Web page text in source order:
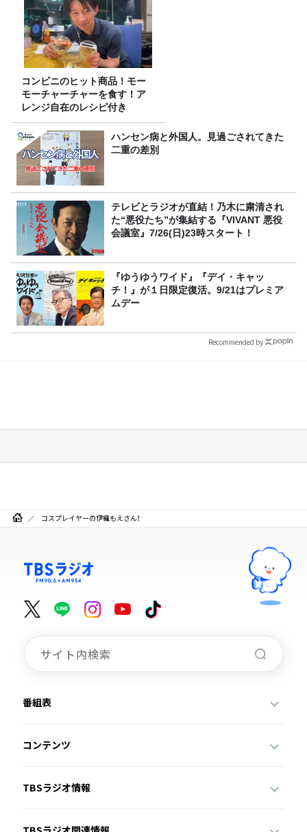
コンビニのヒット商品！モー
モーチャーチャーを食す！ア
レンジ自在のレシピ付き
ハンセン病と外国人。見過ごされてきた
二重の差別
テレビとラジオが直結！乃木に粛清され
た“悪役たち”が集結する『VIVANT 悪役
会議室』7/26(日)23時スタート！
『ゆうゆうワイド』『デイ・キャッ
チ！』が１日限定復活。9/21はプレミア
ムデー
Recommended by
コスプレイヤーの伊織もえさん！
番組表
コンテンツ
TBSラジオ情報